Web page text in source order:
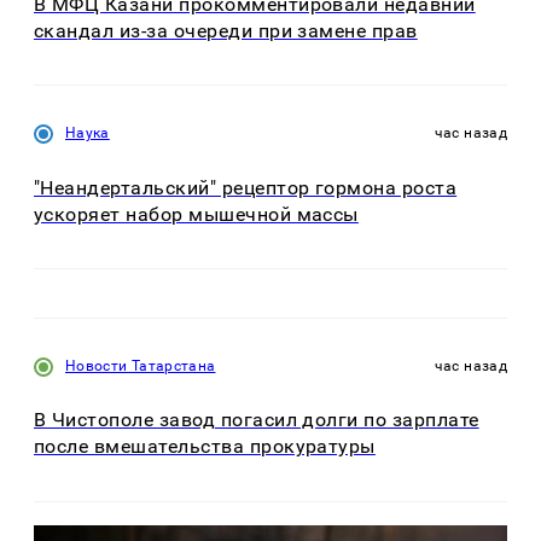
скандал из-за очереди при замене прав
Наука час назад
"Неандертальский" рецептор гормона роста
ускоряет набор мышечной массы
Новости Татарстана час назад
В Чистополе завод погасил долги по зарплате
после вмешательства прокуратуры